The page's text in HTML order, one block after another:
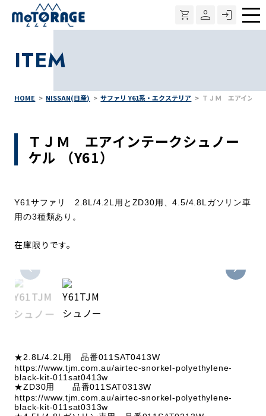
ITEM
HOME NISSAN(日産) サファリ Y61系・エクステリア ＴＪＭ エアインテ
ＴＪＭ エアインテークシュノー
ケル （Y61）
Y61サファリ 2.8L/4.2L用とZD30用、4.5/4.8Lガソリン車
用の3種類あり。
在庫限りです。
★2.8L/4.2L用 品番011SAT0413W
https://www.tjm.com.au/airtec-snorkel-polyethylene-
black-kit-011sat0413w
★ZD30用 品番011SAT0313W
https://www.tjm.com.au/airtec-snorkel-polyethylene-
black-kit-011sat0313w
メ